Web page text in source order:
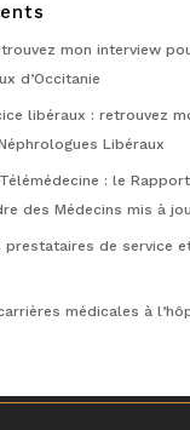
mon interview
d’Occitanie
libéraux : retrouvez
Libéraux
: le
des Médecins mis à
prestataires de service
médicales à